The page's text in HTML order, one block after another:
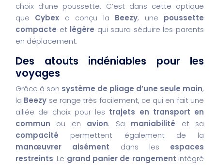
choix d’une poussette. C’est dans cette optique
que Cybex a conçu la Beezy, une poussette
compacte et légère qui saura séduire les parents
en déplacement.
Des atouts indéniables pour les
voyages
Grâce à son système de pliage d’une seule main,
la Beezy se range très facilement, ce qui en fait une
alliée de choix pour les trajets en transport en
commun ou en avion. Sa maniabilité et sa
compacité permettent également de la
manœuvrer aisément dans les espaces
restreints. Le grand panier de rangement intégré